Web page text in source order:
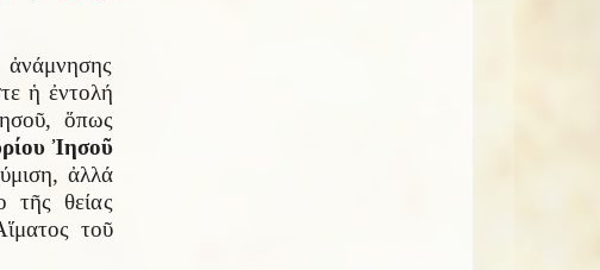
ἀνάμνησης
ἡ ἐντολή
ὅπως
Ἰησοῦ
ἀλλά
τῆς θείας
τοῦ